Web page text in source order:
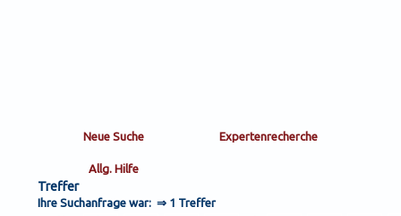
Treffer
Ihre Suchanfrage war: ⇒ 1 Treffer